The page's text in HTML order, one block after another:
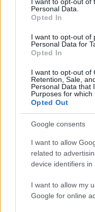
Personal Data.
Opted In
I want to opt-out of
Personal Data for
Opted In
I want to opt-out of
Retention, Sale,
Personal Data that
Purposes for which
Opted Out
Google consents
I want to allow
related to
device identifiers in
I want to allow my
Google for online
Κωνσταντίνος
Νίκα κάνουν
με τα δύο
Η Άννα Βίσση
έπαιζε
πρότεινε
Θρήνος για
πατέρας του,
Ελίζαμπεθ
πήγαν στον
πάρουν την
Ηφαίστειο
δεν πρόλαβε
μπορεί να
προϊστορικής